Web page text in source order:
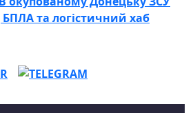
та логістичний хаб